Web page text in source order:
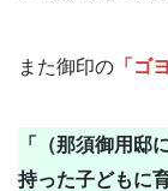
また御印の 「ゴ
「（那須御用邸
持った子どもに